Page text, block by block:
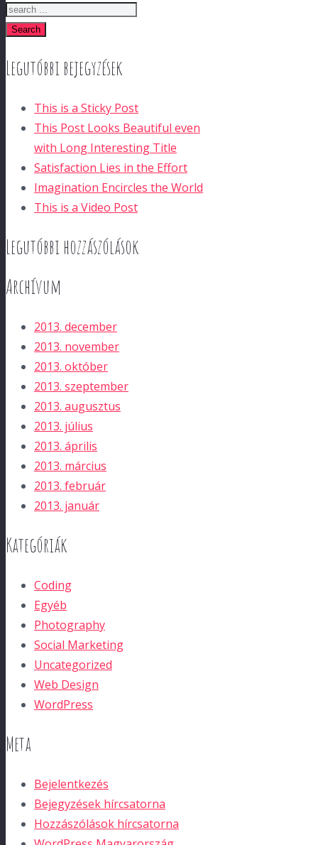
Search
Legutóbbi bejegyzések
This is a Sticky Post
This Post Looks Beautiful even
with Long Interesting Title
Satisfaction Lies in the Effort
Imagination Encircles the World
This is a Video Post
Legutóbbi hozzászólások
Archívum
2013. december
2013. november
2013. október
2013. szeptember
2013. augusztus
2013. július
2013. április
2013. március
2013. február
2013. január
Kategóriák
Coding
Egyéb
Photography
Social Marketing
Uncategorized
Web Design
WordPress
Meta
Bejelentkezés
Bejegyzések hírcsatorna
Hozzászólások hírcsatorna